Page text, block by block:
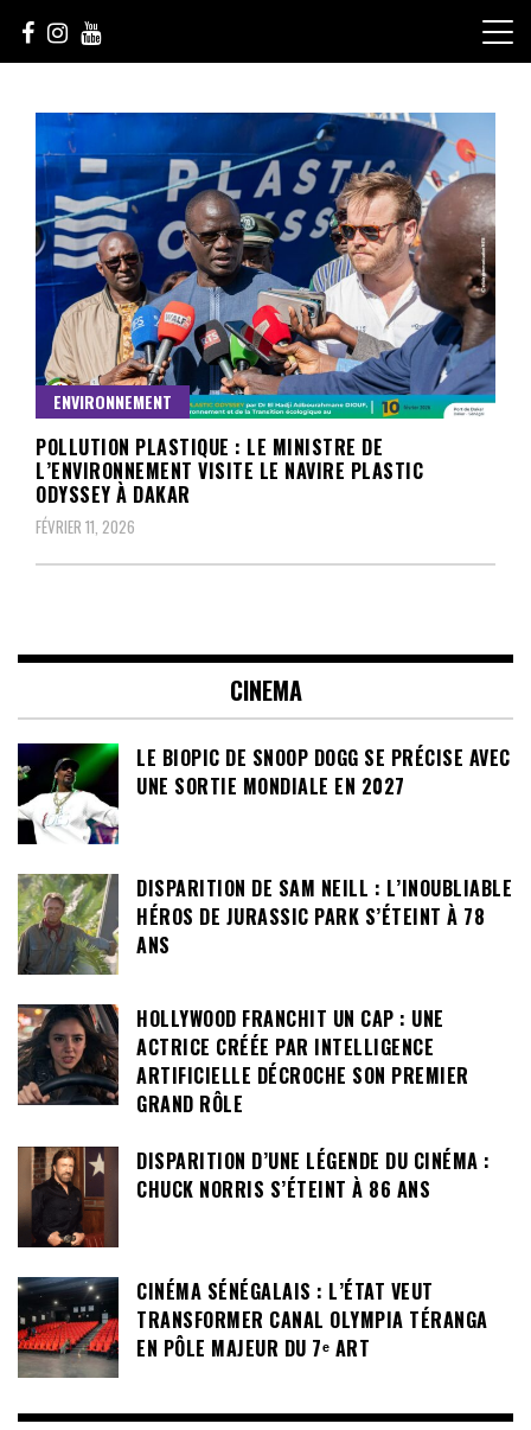
content
sunuculture
ENVIRONNEMENT
POLLUTION PLASTIQUE : LE MINISTRE DE
L’ENVIRONNEMENT VISITE LE NAVIRE PLASTIC
ODYSSEY À DAKAR
FÉVRIER 11, 2026
CINEMA
LE BIOPIC DE SNOOP DOGG SE PRÉCISE AVEC
UNE SORTIE MONDIALE EN 2027
DISPARITION DE SAM NEILL : L’INOUBLIABLE
HÉROS DE JURASSIC PARK S’ÉTEINT À 78
ANS
HOLLYWOOD FRANCHIT UN CAP : UNE
ACTRICE CRÉÉE PAR INTELLIGENCE
ARTIFICIELLE DÉCROCHE SON PREMIER
GRAND RÔLE
DISPARITION D’UNE LÉGENDE DU CINÉMA :
CHUCK NORRIS S’ÉTEINT À 86 ANS
CINÉMA SÉNÉGALAIS : L’ÉTAT VEUT
TRANSFORMER CANAL OLYMPIA TÉRANGA
EN PÔLE MAJEUR DU 7ᵉ ART